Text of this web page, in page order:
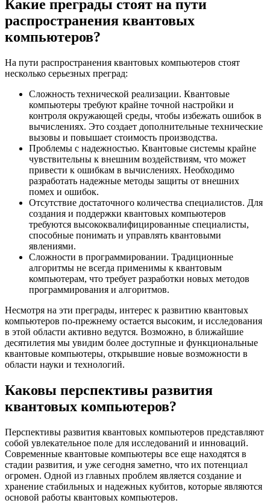
Какие преграды стоят на пути
распространения квантовых
компьютеров?
На пути распространения квантовых компьютеров стоят
несколько серьезных преград:
Сложность технической реализации. Квантовые
компьютеры требуют крайне точной настройки и
контроля окружающей среды, чтобы избежать ошибок в
вычислениях. Это создает дополнительные технические
вызовы и повышает стоимость производства.
Проблемы с надежностью. Квантовые системы крайне
чувствительны к внешним воздействиям, что может
привести к ошибкам в вычислениях. Необходимо
разработать надежные методы защиты от внешних
помех и ошибок.
Отсутствие достаточного количества специалистов. Для
создания и поддержки квантовых компьютеров
требуются высококвалифицированные специалисты,
способные понимать и управлять квантовыми
явлениями.
Сложности в программировании. Традиционные
алгоритмы не всегда применимы к квантовым
компьютерам, что требует разработки новых методов
программирования и алгоритмов.
Несмотря на эти преграды, интерес к развитию квантовых
компьютеров по-прежнему остается высоким, и исследования
в этой области активно ведутся. Возможно, в ближайшие
десятилетия мы увидим более доступные и функциональные
квантовые компьютеры, открывшие новые возможности в
области науки и технологий.
Каковы перспективы развития
квантовых компьютеров?
Перспективы развития квантовых компьютеров представляют
собой увлекательное поле для исследований и инноваций.
Современные квантовые компьютеры все еще находятся в
стадии развития, и уже сегодня заметно, что их потенциал
огромен. Одной из главных проблем является создание и
хранение стабильных и надежных кубитов, которые являются
основой работы квантовых компьютеров.